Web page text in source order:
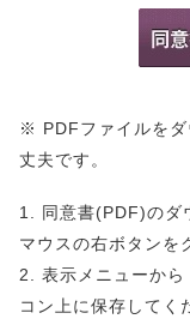
※ PDFファイルをダ
丈夫です。
1. 同意書(PDF)のダ
マウスの右ボタンを
2. 表示メニューから
コン上に保存してく